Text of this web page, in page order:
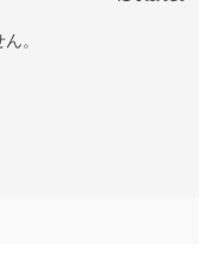
。